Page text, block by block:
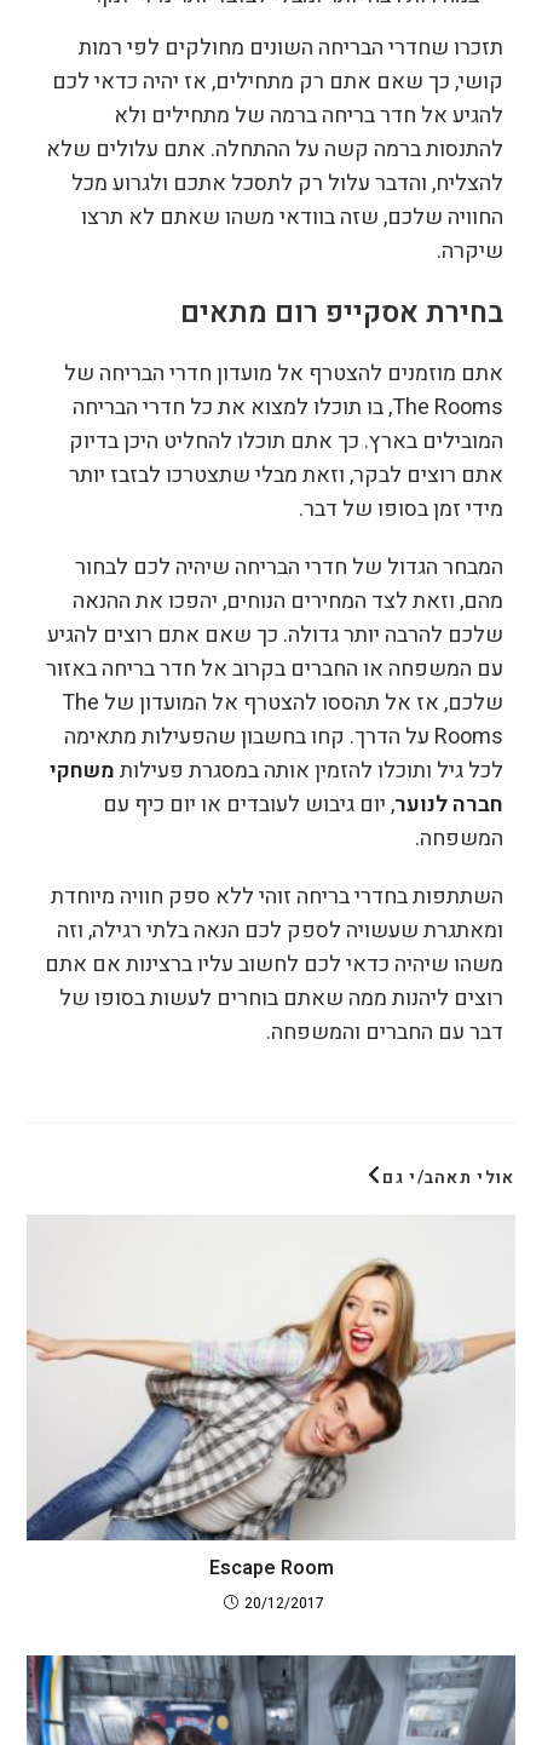
תזכרו שחדרי הבריחה השונים מחולקים לפי רמות
קושי, כך שאם אתם רק מתחילים, אז יהיה כדאי לכם
להגיע אל חדר בריחה ברמה של מתחילים ולא
להתנסות ברמה קשה על ההתחלה. אתם עלולים שלא
להצליח, והדבר עלול רק לתסכל אתכם ולגרוע מכל
החוויה שלכם, שזה בוודאי משהו שאתם לא תרצו
שיקרה.
בחירת אסקייפ רום מתאים
אתם מוזמנים להצטרף אל מועדון חדרי הבריחה של
The Rooms, בו תוכלו למצוא את כל חדרי הבריחה
המובילים בארץ. כך אתם תוכלו להחליט היכן בדיוק
אתם רוצים לבקר, וזאת מבלי שתצטרכו לבזבז יותר
מידי זמן בסופו של דבר.
המבחר הגדול של חדרי הבריחה שיהיה לכם לבחור
מהם, וזאת לצד המחירים הנוחים, יהפכו את ההנאה
שלכם להרבה יותר גדולה. כך שאם אתם רוצים להגיע
עם המשפחה או החברים בקרוב אל חדר בריחה באזור
שלכם, אז אל תהססו להצטרף אל המועדון של The
Rooms על הדרך. קחו בחשבון שהפעילות מתאימה
לכל גיל ותוכלו להזמין אותה במסגרת פעילותמשחקי
חברה לנוער, יום גיבוש לעובדים או יום כיף עם
המשפחה.
השתתפות בחדרי בריחה זוהי ללא ספק חוויה מיוחדת
ומאתגרת שעשויה לספק לכם הנאה בלתי רגילה, וזה
משהו שיהיה כדאי לכם לחשוב עליו ברצינות אם אתם
רוצים ליהנות ממה שאתם בוחרים לעשות בסופו של
דבר עם החברים והמשפחה.
אולי תאהב/י גם
Escape Room
20/12/2017